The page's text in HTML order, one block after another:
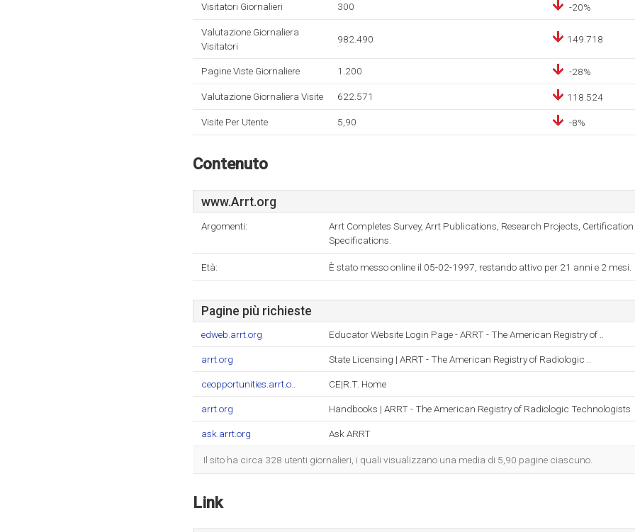
Visitatori Giornalieri 300 -20%
Valutazione Giornaliera
Visitatori
982.490 149.718
Pagine Viste Giornaliere 1.200 -28%
Valutazione Giornaliera Visite 622.571 118.524
Visite Per Utente 5,90 -8%
Contenuto
www.Arrt.org
Argomenti:
Arrt Completes Survey, Arrt Publications, Research Projects,
Specifications.
Età: È stato messo online il 05-02-1997, restando attivo per 21 anni e 2 mesi.
Pagine più richieste
edweb.arrt.org Educator Website Login Page - ARRT - The American Registry of ..
arrt.org State Licensing | ARRT - The American Registry of Radiologic ..
ceopportunities.arrt.o.. CE|R.T. Home
arrt.org Handbooks | ARRT - The American Registry of Radiologic Technologists
ask.arrt.org Ask ARRT
Il sito ha circa 328 utenti giornalieri, i quali visualizzano una media di 5,90 pagine ciascuno.
Link